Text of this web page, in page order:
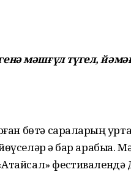
мәшғүл түгел,
бөтә сараларҙың
ҙә бар
фестивалендә